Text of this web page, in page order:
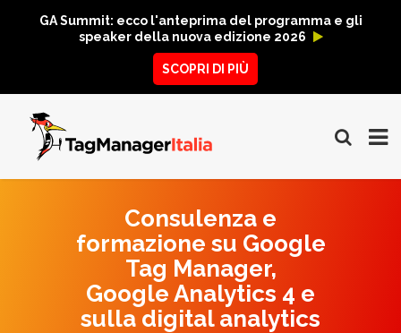
GA Summit: ecco l'anteprima del programma e gli
speaker della nuova edizione 2026
SCOPRI DI PIÙ
Consulenza e
formazione su Google
Tag Manager,
Google Analytics 4 e
sulla digital analytics